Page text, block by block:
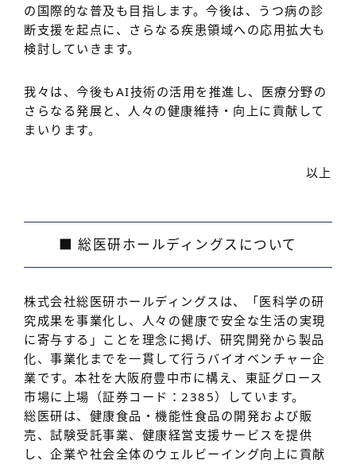
の国際的な普及も目指します。今後は、うつ病の診
断支援を起点に、さらなる疾患領域への応用拡大も
検討していきます。
我々は、今後もAI技術の活用を推進し、医療分野の
さらなる発展と、人々の健康維持・向上に貢献して
まいります。
以上
■ 総医研ホールディングスについて
株式会社総医研ホールディングスは、「医科学の研
究成果を事業化し、人々の健康で安全な生活の実現
に寄与する」ことを理念に掲げ、研究開発から製品
化、事業化までを一貫して行うバイオベンチャー企
業です。本社を大阪府豊中市に構え、東証グロース
市場に上場（証券コード：2385）しています。
総医研は、健康食品・機能性食品の開発および販
売、試験受託事業、健康経営支援サービスを提供
し、企業や社会全体のウェルビーイング向上に貢献